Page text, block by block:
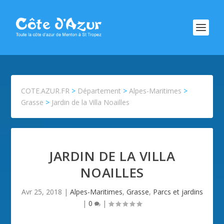
COTE.AZUR.FR > Département >Alpes-Maritimes >
Grasse > Jardin de la Villa Noailles
JARDIN DE LA VILLA
NOAILLES
Avr 25, 2018 | Alpes-Maritimes, Grasse, Parcs et jardins
| 0 |